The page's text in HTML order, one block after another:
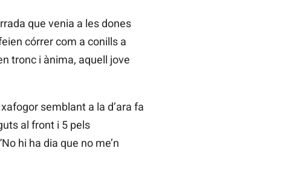
que venia a les dones
córrer com a conills a
tronc i ànima, aquell jove
semblant a la d’ara fa
al front i 5 pels
hi ha dia que no me’n